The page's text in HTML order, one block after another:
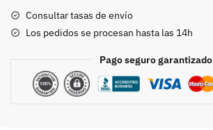
Consultar tasas de envío
Los pedidos se procesan hasta las 14h
Pago seguro garantizado